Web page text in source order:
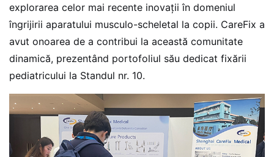
explorarea celor mai recente inovații în domeniul
îngrijirii aparatului musculo-scheletal la copii. CareFix a
avut onoarea de a contribui la această comunitate
dinamică, prezentând portofoliul său dedicat fixării
pediatricului la Standul nr. 10.